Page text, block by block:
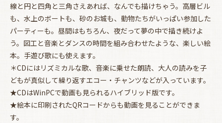
線と円と四角と三角さえあれば、なんでも描けちゃう。高層ビル
も、水上のボートも、砂のお城も、動物たちがいっぱい参加した
パーティーも。昼間はもちろん、夜だって夢の中で描き続けよ
う。図工と音楽とダンスの時間を組み合わせたような、楽しい絵
本。手遊び歌にも使えます。
＊CDにはリズミカルな歌、音楽に乗せた朗読、大人の読みを子
どもが真似して繰り返すエコー・チャンツなどが入っています。
★CDはWinPCで動画も見られるハイブリッド版です。
★絵本に印刷されたQRコードからも動画を見ることができま
す。